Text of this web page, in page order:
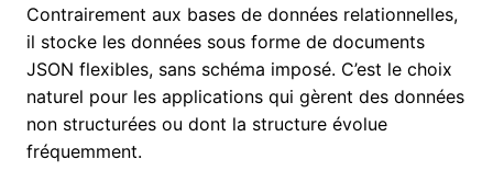
Contrairement aux bases de données relationnelles,
il stocke les données sous forme de documents
JSON flexibles, sans schéma imposé. C’est le choix
naturel pour les applications qui gèrent des données
non structurées ou dont la structure évolue
fréquemment.